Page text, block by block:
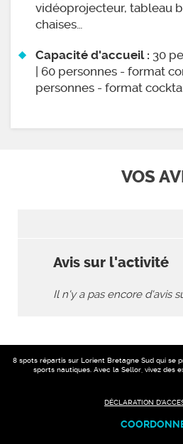
vidéoprojecteur, tableau
chaises…
Capacité d'accueil : 30
| 60 personnes - format
personnes - format
VOS
Avis sur l'activité
Il n'y a pas encore d'avis
8 spots répartis sur Lorient Bretagne Sud qui se
sports nautiques. Avec la Sellor, vivez des
DÉCLARATION